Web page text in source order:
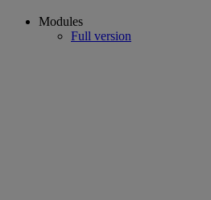
Modules
Full version